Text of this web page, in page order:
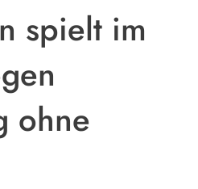
spielt im
ohne